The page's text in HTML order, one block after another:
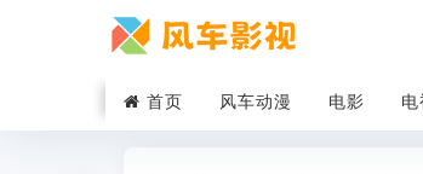
首页 风车动漫 电影